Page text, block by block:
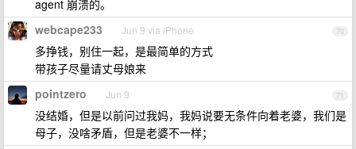
agent 崩溃的。
70
webcape233 Jun 9 via iPhone
多挣钱，别住一起，是最简单的方式
带孩子尽量请丈母娘来
71
pointzero Jun 9
没结婚，但是以前问过我妈，我妈说要无条件向着老婆，我们是
母子，没啥矛盾，但是老婆不一样；